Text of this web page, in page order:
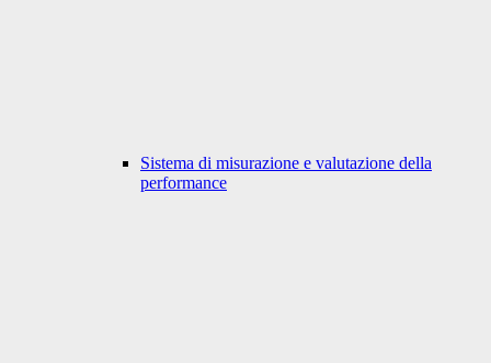
Sistema di misurazione e valutazione della
performance